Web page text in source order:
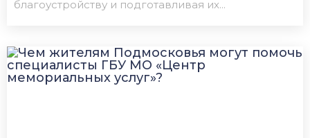
благоустройству и подготавливая их...